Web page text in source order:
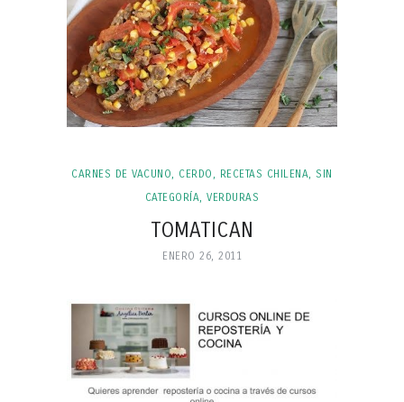
CARNES DE VACUNO, CERDO RECETAS CHILENA ,SIN
CATEGORÍA ,VERDURAS
TOMATICAN
ENERO 26, 2011